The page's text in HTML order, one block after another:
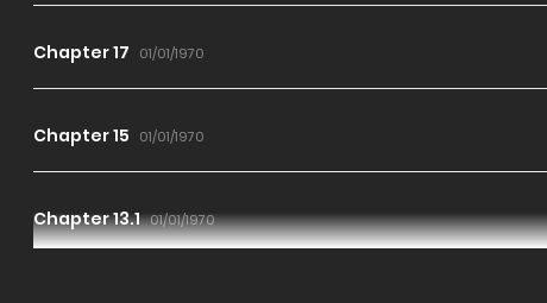
Chapter 17 01/01/1970
Chapter 15 01/01/1970
Chapter 13.1 01/01/1970